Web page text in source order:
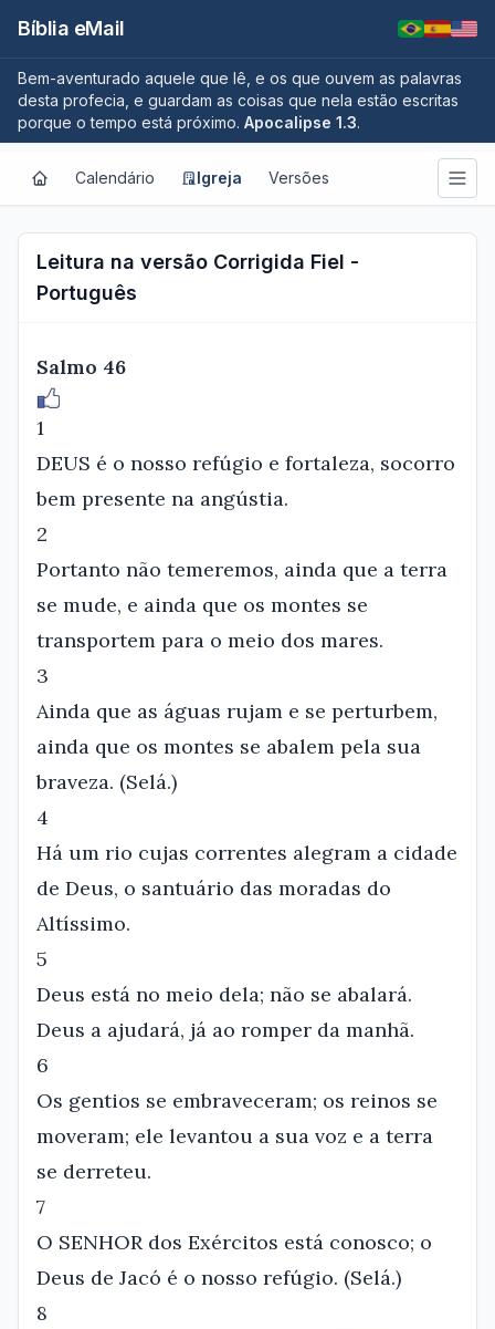
Bíblia eMail
Bem-aventurado aquele que lê, e os que ouvem as palavras
desta profecia, e guardam as coisas que nela estão escritas
porque o tempo está próximo. Apocalipse 1.3.
Calendário Igreja Versões
Leitura na versão Corrigida Fiel -
Português
Salmo 46
1
DEUS é o nosso refúgio e fortaleza, socorro
bem presente na angústia.
2
Portanto não temeremos, ainda que a terra
se mude, e ainda que os montes se
transportem para o meio dos mares.
3
Ainda que as águas rujam e se perturbem,
ainda que os montes se abalem pela sua
braveza. (Selá.)
4
Há um rio cujas correntes alegram a cidade
de Deus, o santuário das moradas do
Altíssimo.
5
Deus está no meio dela; não se abalará.
Deus a ajudará, já ao romper da manhã.
6
Os gentios se embraveceram; os reinos se
moveram; ele levantou a sua voz e a terra
se derreteu.
7
O SENHOR dos Exércitos está conosco; o
Deus de Jacó é o nosso refúgio. (Selá.)
8